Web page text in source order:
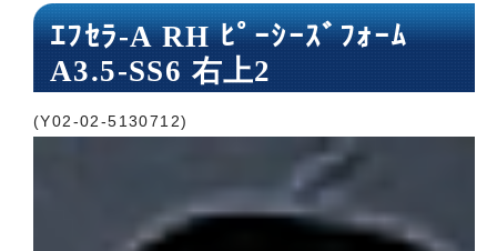
トップページ
ネット販売ページ
歯科関連機器
ｴﾌｾﾗ-A RH ﾋﾟｰｼｰｽﾞﾌｫｰﾑ
A3.5-SS6 右上2
(Y02-02-5130712)